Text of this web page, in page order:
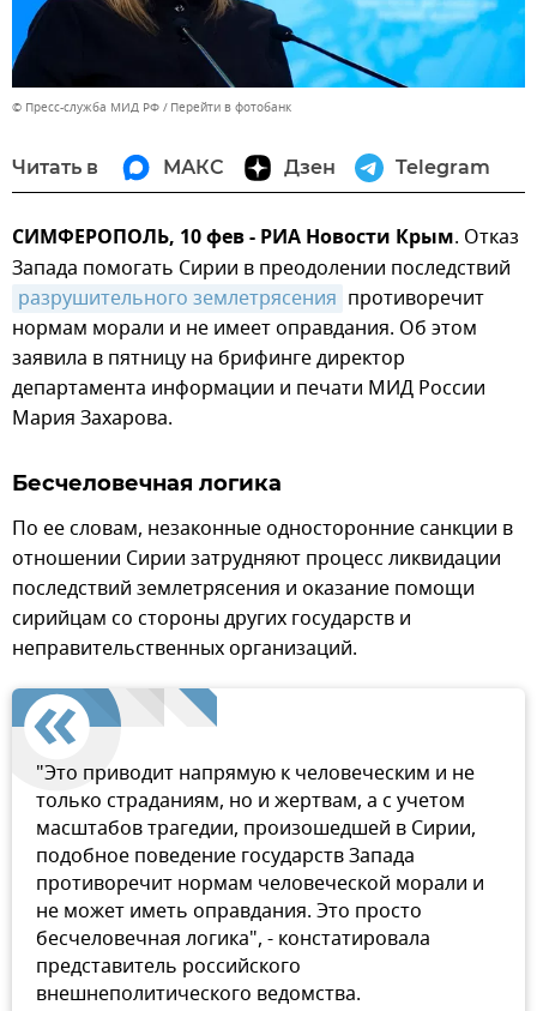
© Пресс-служба МИД РФ Перейти в фотобанк
Читать в МАКС Дзен Telegram
СИМФЕРОПОЛЬ, 10 фев - РИА Новости Крым. Отказ
Запада помогать Сирии в преодолении последствий
разрушительного землетрясения противоречит
нормам морали и не имеет оправдания. Об этом
заявила в пятницу на брифинге директор
департамента информации и печати МИД России
Мария Захарова.
Бесчеловечная логика
По ее словам, незаконные односторонние санкции в
отношении Сирии затрудняют процесс ликвидации
последствий землетрясения и оказание помощи
сирийцам со стороны других государств и
неправительственных организаций.
"Это приводит напрямую к человеческим и не
только страданиям, но и жертвам, а с учетом
масштабов трагедии, произошедшей в Сирии,
подобное поведение государств Запада
противоречит нормам человеческой морали и
не может иметь оправдания. Это просто
бесчеловечная логика", - констатировала
представитель российского
внешнеполитического ведомства.